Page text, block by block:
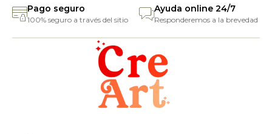
Pago seguro
100% seguro a través del sitio
Ayuda online 24/7
Responderemos a la brevedad